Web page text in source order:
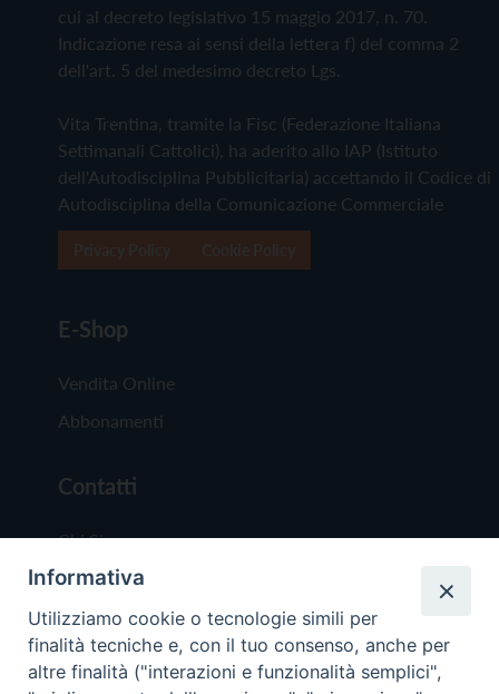
cui al decreto legislativo 15 maggio 2017, n. 70.
Indicazione resa ai sensi della lettera f) del comma 2
dell'art. 5 del medesimo decreto Lgs.
Vita Trentina, tramite la Fisc (Federazione Italiana
Settimanali Cattolici), ha aderito allo IAP (Istituto
dell'Autodisciplina Pubblicitaria) accettando il Codice di
Autodisciplina della Comunicazione Commerciale
E-Shop
Vendita Online
Abbonamenti
Contatti
Chi Siamo
Redazione
Scrivici
Informativa
Utilizziamo cookie o tecnologie simili per
finalità tecniche e, con il tuo consenso, anche per
altre finalità ("interazioni e funzionalità semplici",